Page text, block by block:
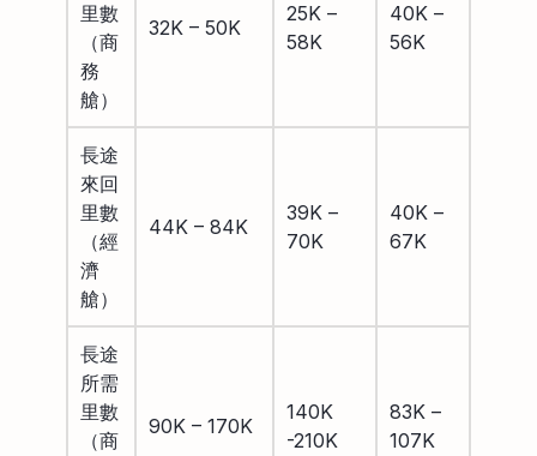
里數
（商
務
艙）
32K – 50K
25K –
58K
40K –
56K
長途
來回
里數
（經
濟
艙）
44K – 84K
39K –
70K
40K –
67K
長途
所需
里數
（商
90K – 170K
140K
-210K
83K –
107K